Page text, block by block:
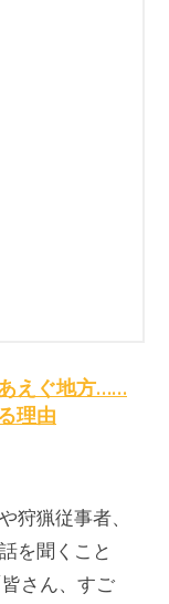
えぐ地方……
理由
狩猟従事者、
を聞くこと
さん、すご